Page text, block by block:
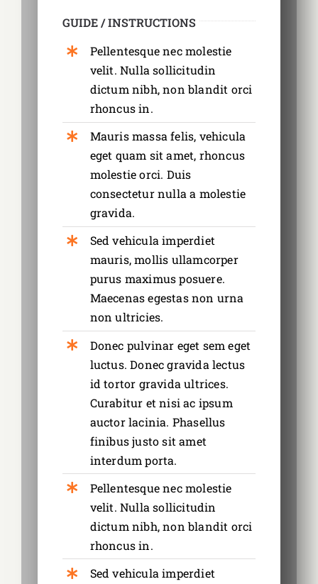
GUIDE / INSTRUCTIONS
Pellentesque nec molestie
velit. Nulla sollicitudin
dictum nibh, non blandit orci
rhoncus in.
Mauris massa felis, vehicula
eget quam sit amet, rhoncus
molestie orci. Duis
consectetur nulla a molestie
gravida.
Sed vehicula imperdiet
mauris, mollis ullamcorper
purus maximus posuere.
Maecenas egestas non urna
non ultricies.
Donec pulvinar eget sem eget
luctus. Donec gravida lectus
id tortor gravida ultrices.
Curabitur et nisi ac ipsum
auctor lacinia. Phasellus
finibus justo sit amet
interdum porta.
Pellentesque nec molestie
velit. Nulla sollicitudin
dictum nibh, non blandit orci
rhoncus in.
Sed vehicula imperdiet